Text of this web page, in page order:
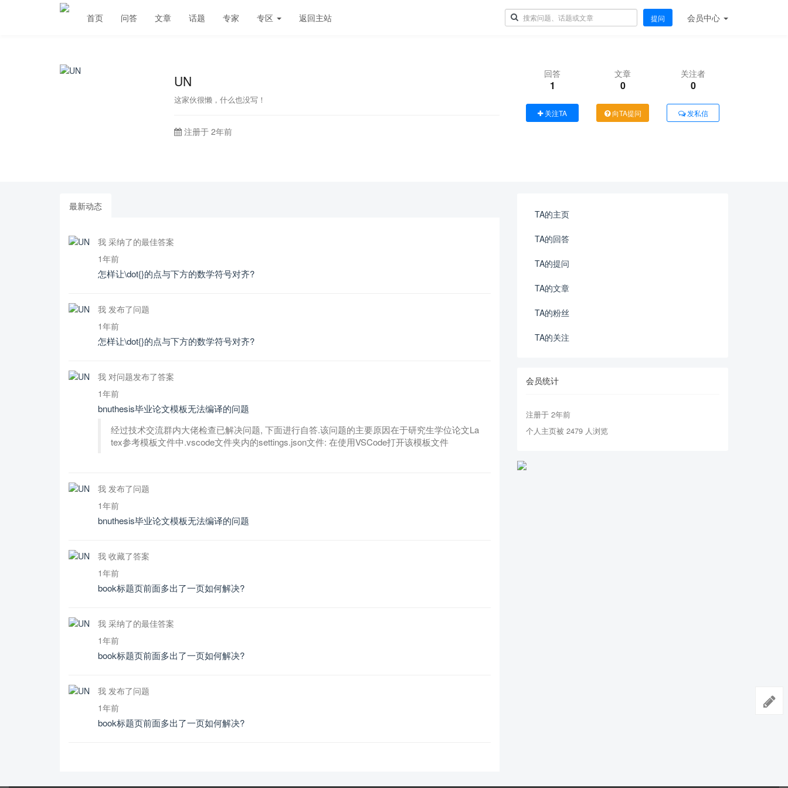
首页 问答 文章 话题 专家 专区 返回主站 提问 会员中心
UN
这家伙很懒，什么也没写！
注册于 2年前
回答
1
文章
0
关注者
0
关注TA 向TA提问 发私信
最新动态
我 采纳了的最佳答案
1年前
怎样让\dot{}的点与下方的数学符号对齐?
我 发布了问题
1年前
怎样让\dot{}的点与下方的数学符号对齐?
我 对问题发布了答案
1年前
bnuthesis毕业论文模板无法编译的问题
经过技术交流群内大佬检查已解决问题, 下面进行自答.该问题的主要原因在于研究生学位论文La
tex参考模板文件中.vscode文件夹内的settings.json文件: 在使用VSCode打开该模板文件
我 发布了问题
1年前
bnuthesis毕业论文模板无法编译的问题
我 收藏了答案
1年前
book标题页前面多出了一页如何解决?
我 采纳了的最佳答案
1年前
book标题页前面多出了一页如何解决?
我 发布了问题
1年前
book标题页前面多出了一页如何解决?
TA的主页
TA的回答
TA的提问
TA的文章
TA的粉丝
TA的关注
会员统计
注册于 2年前
个人主页被 2479 人浏览